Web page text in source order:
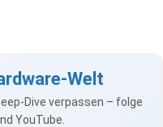
Welt
Dive verpassen – folge
YouTube.